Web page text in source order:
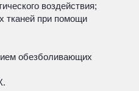
воздействия;
при помощи
обезболивающих